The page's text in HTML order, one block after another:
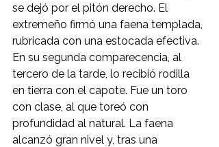
se dejó por el pitón derecho. El
extremeño firmó una faena templada,
rubricada con una estocada efectiva.
En su segunda comparecencia, al
tercero de la tarde, lo recibió rodilla
en tierra con el capote. Fue un toro
con clase, al que toreó con
profundidad al natural. La faena
alcanzó gran nivel y, tras una